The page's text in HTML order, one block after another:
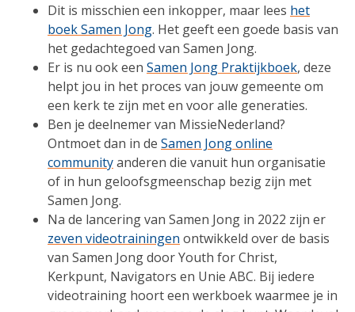
Dit is misschien een inkopper, maar lees het
boek Samen Jong. Het geeft een goede basis van
het gedachtegoed van Samen Jong.
Er is nu ook een Samen Jong Praktijkboek, deze
helpt jou in het proces van jouw gemeente om
een kerk te zijn met en voor alle generaties.
Ben je deelnemer van MissieNederland?
Ontmoet dan in de Samen Jong online
communityanderen die vanuit hun organisatie
of in hun geloofsgmeenschap bezig zijn met
Samen Jong.
Na de lancering van Samen Jong in 2022 zijn er
zeven videotrainingen ontwikkeld over de basis
van Samen Jong door Youth for Christ,
Kerkpunt, Navigators en Unie ABC. Bij iedere
videotraining hoort een werkboek waarmee je in